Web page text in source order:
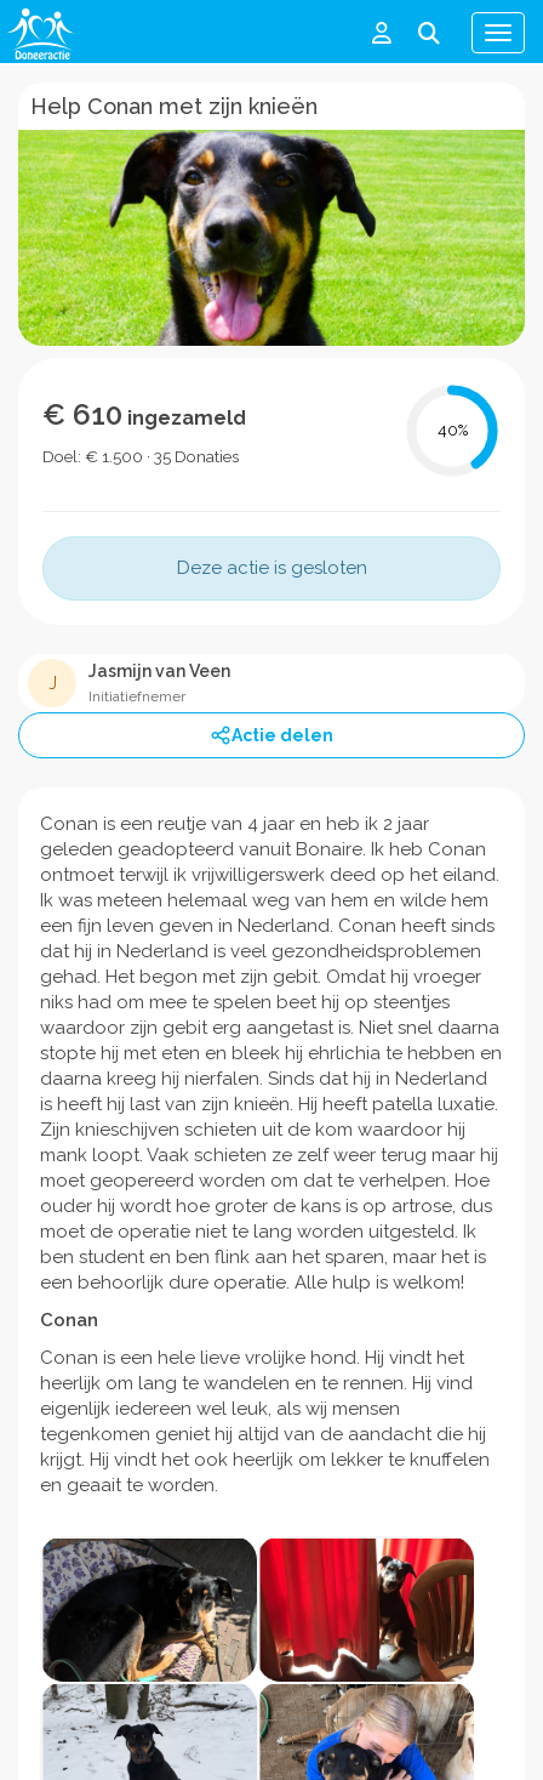
Menu
Help Conan met zijn knieën
€ 610 ingezameld
Doel: € 1.500 · 35 Donaties
40%
Deze actie is gesloten
J
Jasmijn van Veen
Initiatiefnemer
Actie delen
Conan is een reutje van 4 jaar en heb ik 2 jaar
geleden geadopteerd vanuit Bonaire. Ik heb Conan
ontmoet terwijl ik vrijwilligerswerk deed op het eiland.
Ik was meteen helemaal weg van hem en wilde hem
een fijn leven geven in Nederland. Conan heeft sinds
dat hij in Nederland is veel gezondheidsproblemen
gehad. Het begon met zijn gebit. Omdat hij vroeger
niks had om mee te spelen beet hij op steentjes
waardoor zijn gebit erg aangetast is. Niet snel daarna
stopte hij met eten en bleek hij ehrlichia te hebben en
daarna kreeg hij nierfalen. Sinds dat hij in Nederland
is heeft hij last van zijn knieën. Hij heeft patella luxatie.
Zijn knieschijven schieten uit de kom waardoor hij
mank loopt. Vaak schieten ze zelf weer terug maar hij
moet geopereerd worden om dat te verhelpen. Hoe
ouder hij wordt hoe groter de kans is op artrose, dus
moet de operatie niet te lang worden uitgesteld. Ik
ben student en ben flink aan het sparen, maar het is
een behoorlijk dure operatie. Alle hulp is welkom!
Conan
Conan is een hele lieve vrolijke hond. Hij vindt het
heerlijk om lang te wandelen en te rennen. Hij vind
eigenlijk iedereen wel leuk, als wij mensen
tegenkomen geniet hij altijd van de aandacht die hij
krijgt. Hij vindt het ook heerlijk om lekker te knuffelen
en geaait te worden.